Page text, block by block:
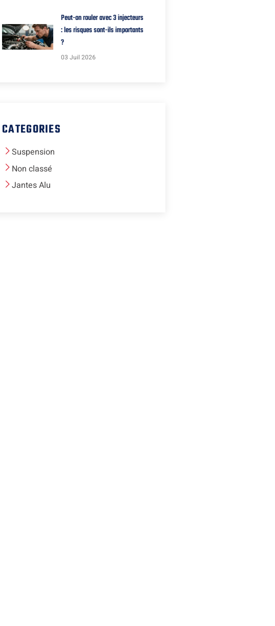
Peut-on rouler avec 3 injecteurs
: les risques sont-ils importants
?
03 Juil 2026
CATEGORIES
Suspension
Non classé
Jantes Alu